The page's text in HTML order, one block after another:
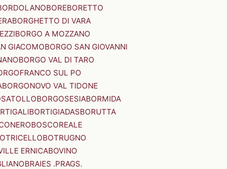
BOREBORETTO
BORGHETTO DI VARA
BORGO A MOZZANO
GIACOMOBORGO SAN GIOVANNI
BORGO VAL DI TARO
SUL PO
BORGONOVO VAL TIDONE
BORGOSESIABORMIDA
BORTIGIADASBORUTTA
BOSCOREALE
BOTRUGNO
ERNICABOVINO
BRAIES .PRAGS.